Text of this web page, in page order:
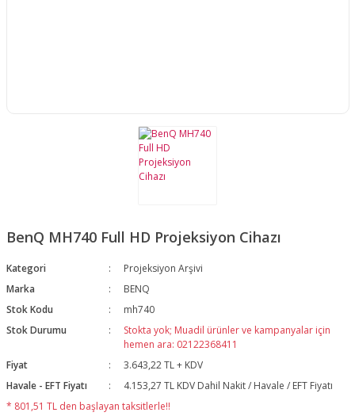
BenQ MH740 Full HD Projeksiyon Cihazı
Kategori
Projeksiyon Arşivi
Marka
BENQ
Stok Kodu
mh740
Stok Durumu
Stokta yok; Muadil ürünler ve kampanyalar için
hemen ara: 02122368411
Fiyat
3.643,22 TL + KDV
Havale - EFT Fiyatı
4.153,27 TL KDV Dahil Nakit / Havale / EFT Fiyatı
* 801,51 TL den başlayan taksitlerle!!